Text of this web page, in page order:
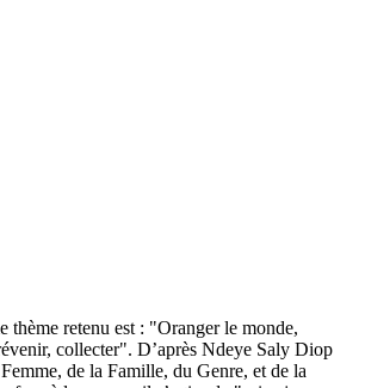
thème retenu est : "Oranger le monde,
collecter". D’après Ndeye Saly Diop
de la Famille, du Genre, et de la